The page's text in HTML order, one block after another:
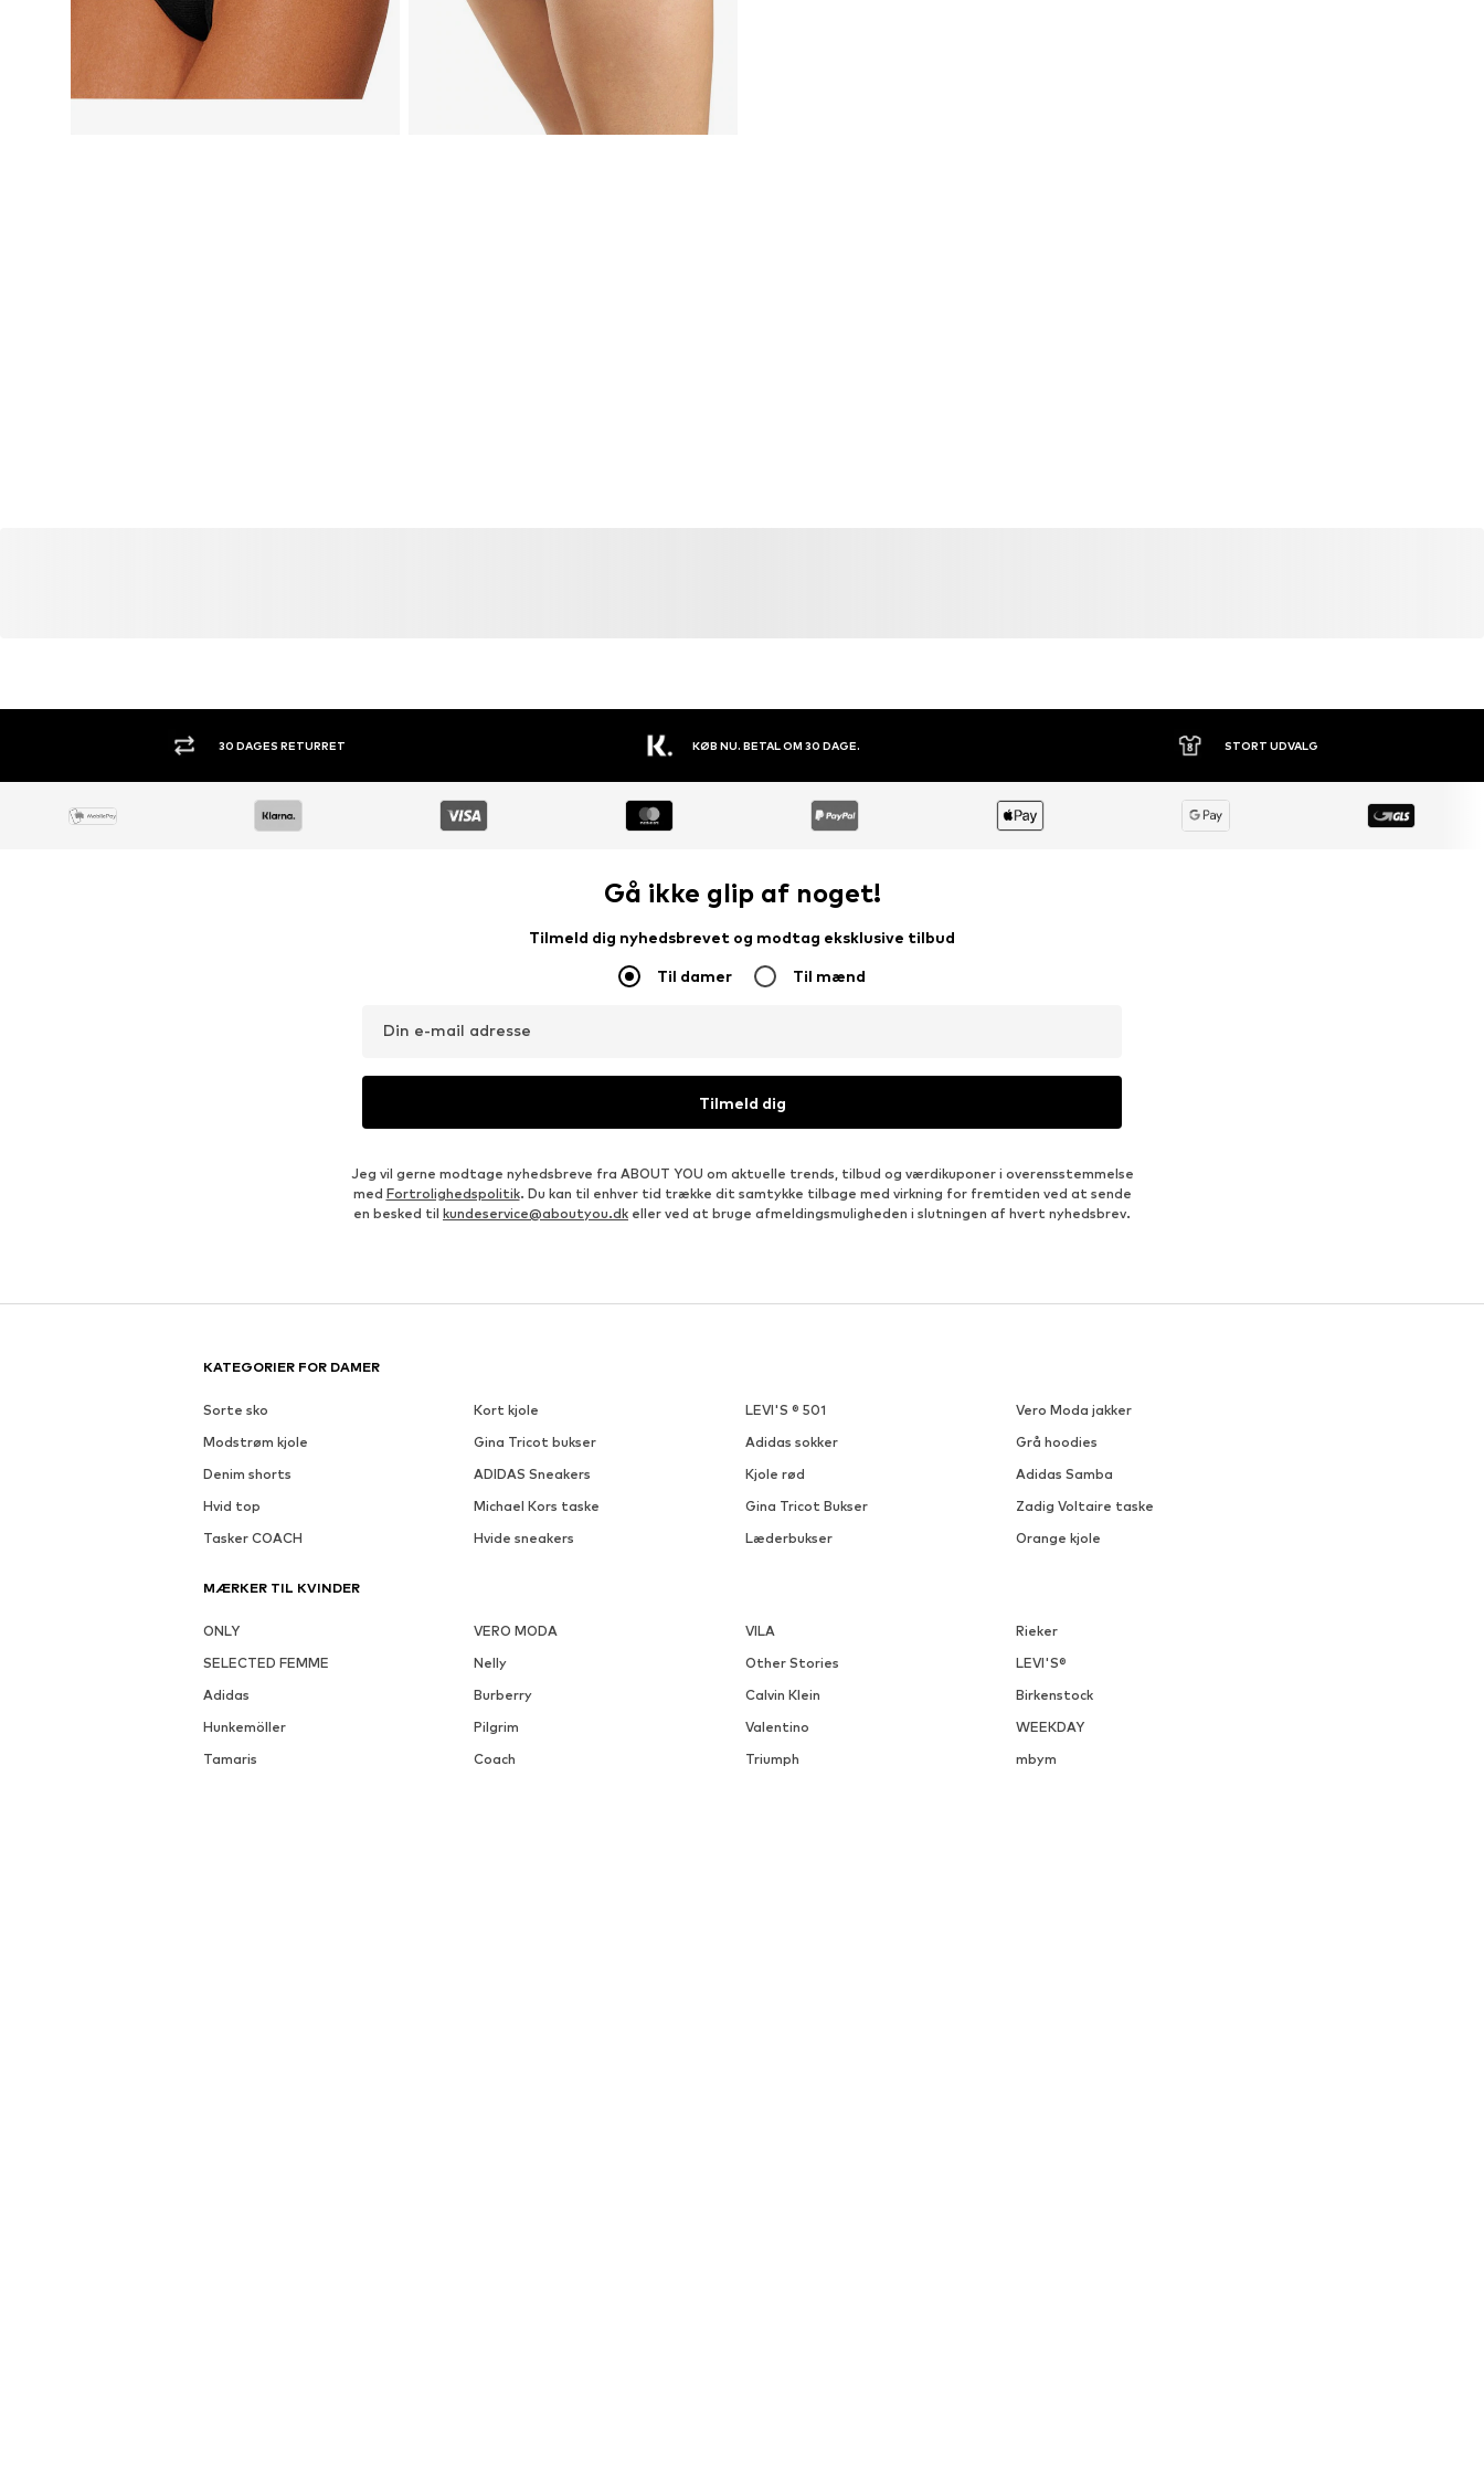
30 DAGES RETURRET KØB NU. BETAL OM 30 DAGE. STORT UDVALG
Gå ikke glip af noget!
Tilmeld dig nyhedsbrevet og modtag eksklusive tilbud
Til damer Til mænd
Din e-mail adresse
Tilmeld dig
Jeg vil gerne modtage nyhedsbreve fra ABOUT YOU om aktuelle trends, tilbud og værdikuponer i overensstemmelse
med Fortrolighedspolitik. Du kan til enhver tid trække dit samtykke tilbage med virkning for fremtiden ved at sende
en besked til kundeservice@aboutyou.dk eller ved at bruge afmeldingsmuligheden i slutningen af hvert nyhedsbrev.
KATEGORIER FOR DAMER
Sorte sko Kort kjole LEVI'S ® 501
Vero Moda jakker
Modstrøm kjole
Gina Tricot bukser Adidas sokker
Grå hoodies
Denim shorts
ADIDAS Sneakers Kjole rød
Adidas Samba
Hvid top
Michael Kors taske Gina Tricot Bukser
Zadig Voltaire taske
Tasker COACH
Hvide sneakers Læderbukser Orange kjole
MÆRKER TIL KVINDER
ONLY VERO MODA VILA
Rieker
SELECTED FEMME
Nelly Other Stories
LEVI'S®
Adidas
Burberry Calvin Klein
Birkenstock
Hunkemöller
Pilgrim Valentino
WEEKDAY
Tamaris
Coach Triumph mbym